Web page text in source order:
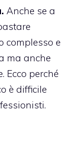
Anche se a
complesso e
ma anche
Ecco perché
è difficile